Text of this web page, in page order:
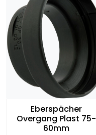
Eberspächer
Overgang Plast 75-
60mm